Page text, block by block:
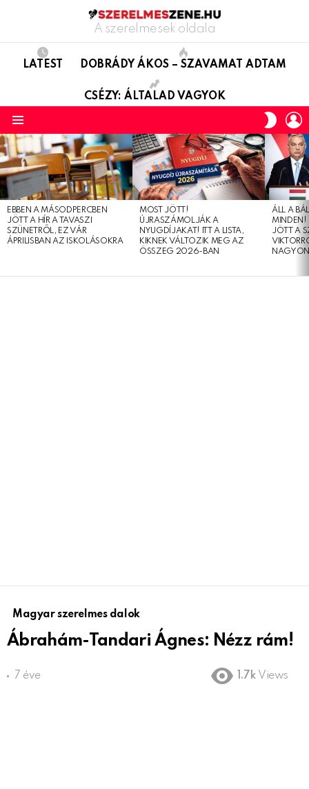
A szerelmesek oldala
LATEST DOBRÁDY ÁKOS – SZAVAMAT ADTAM
CSÉZY: ÁLTALAD VAGYOK
SKIN
LATEST
STORIES
EBBEN A MÁSODPERCBEN
JÖTT A HÍR A TAVASZI
SZÜNETRŐL, EZ VÁR
ÁPRILISBAN AZ ISKOLÁSOKRA
MOST JÖTT!
ÚJRASZÁMOLJÁK A
NYUGDÍJAKAT! ITT A LISTA,
KIKNEK VÁLTOZIK MEG AZ
ÖSSZEG 2026-BAN
ÁLL A
MINDEN!
JÖTT A
Magyar szerelmes dalok
Ábrahám-Tandari Ágnes: Nézz rám!
7 éve 1.7k Views